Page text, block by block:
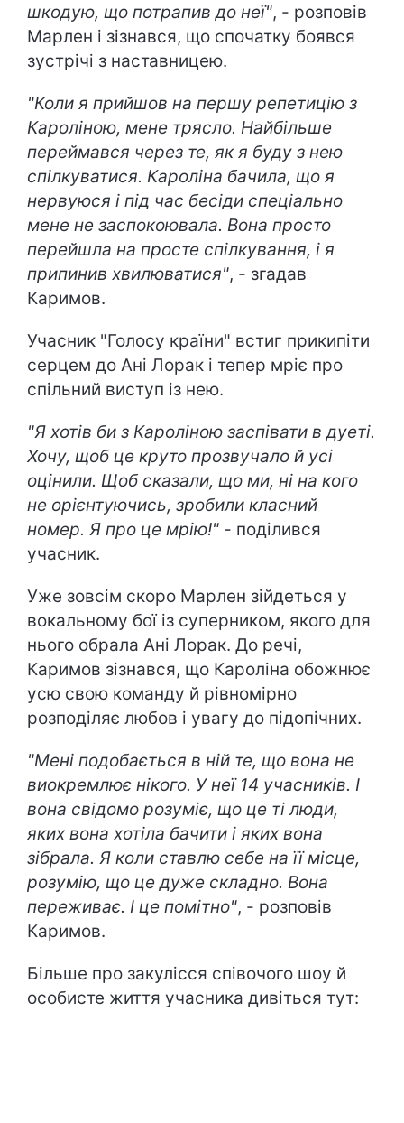
шкодую, що потрапив до неї", - розповів
Марлен і зізнався, що спочатку боявся
зустрічі з наставницею.
"Коли я прийшов на першу репетицію з
Кароліною, мене трясло. Найбільше
переймався через те, як я буду з нею
спілкуватися. Кароліна бачила, що я
нервуюся і під час бесіди спеціально
мене не заспокоювала. Вона просто
перейшла на просте спілкування, і я
припинив хвилюватися", - згадав
Каримов.
Учасник "Голосу країни" встиг прикипіти
серцем до Ані Лорак і тепер мріє про
спільний виступ із нею.
"Я хотів би з Кароліною заспівати в дуеті.
Хочу, щоб це круто прозвучало й усі
оцінили. Щоб сказали, що ми, ні на кого
не орієнтуючись, зробили класний
номер. Я про це мрію!" - поділився
учасник.
Уже зовсім скоро Марлен зійдеться у
вокальному бої із суперником, якого для
нього обрала Ані Лорак. До речі,
Каримов зізнався, що Кароліна обожнює
усю свою команду й рівномірно
розподіляє любов і увагу до підопічних.
"Мені подобається в ній те, що вона не
виокремлює нікого. У неї 14 учасників. І
вона свідомо розуміє, що це ті люди,
яких вона хотіла бачити і яких вона
зібрала. Я коли ставлю себе на її місце,
розумію, що це дуже складно. Вона
переживає. І це помітно", - розповів
Каримов.
Більше про закулісся співочого шоу й
особисте життя учасника дивіться тут: